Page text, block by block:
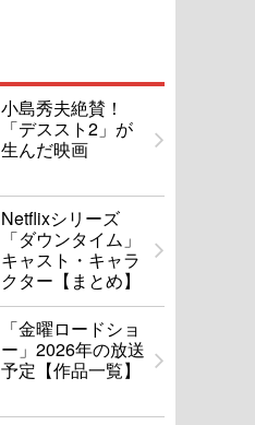
小島秀夫絶賛！
「デススト2」が
生んだ映画
Netflixシリーズ
「ダウンタイム」
キャスト・キャラ
クター【まとめ】
「金曜ロードショ
ー」2026年の放送
予定【作品一覧】